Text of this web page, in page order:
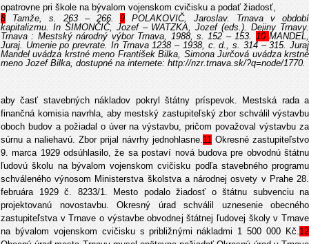
opatrovne pri škole na bývalom vojenskom cvičisku a podať žiadosť,
8 Tamže, s. 263 – 266.9 POLAKOVIČ, Jaroslav. Trnava v období
kapitalizmu. In ŠIMONČIČ, Jozef – WATZKA, Jozef (eds.). Dejiny Trnavy.
Trnava : Mestský národný výbor Trnava, 1988, s. 152 – 153. 10MANDEL,
Juraj. Umenie po prevrate. In Trnava 1238 – 1938, c. d., s. 314 – 315. Juraj
Mandel uvádza krstné meno František Bilka, Simona Jurčová uvádza krstné
meno Jozef Bilka, dostupné na internete: http://nzr.trnava.sk/?q=node/1770.
aby časť stavebných nákladov pokryl štátny príspevok. Mestská rada a
finančná komisia navrhla, aby mestský zastupiteľský zbor schválil výstavbu
oboch budov a požiadal o úver na výstavbu, pričom považoval výstavbu za
súrnu a naliehavú. Zbor prijal návrhy jednohlasne.11 Okresné zastupiteľstvo
9. marca 1929 odsúhlasilo, že sa postaví nová budova pre obvodnú štátnu
ľudovú školu na bývalom vojenskom cvičisku podľa stavebného programu
schváleného výnosom Ministerstva školstva a národnej osvety v Prahe 28.
februára 1929 č. 8233/1. Mesto podalo žiadosť o štátnu subvenciu na
projektovanú novostavbu. Okresný úrad schválil uznesenie obecného
zastupiteľstva v Trnave o výstavbe obvodnej štátnej ľudovej školy v Trnave
na bývalom vojenskom cvičisku s približnými nákladmi 1 500 000 Kč.12